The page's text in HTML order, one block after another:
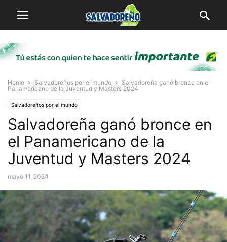
Home Salvadoreños por el mundo
Salvadoreña ganó bronce en el
Panamericano de la Juventud y Masters 2024
Salvadoreños por el mundo
Salvadoreña ganó bronce en
el Panamericano de la
Juventud y Masters 2024
mayo 11, 2024